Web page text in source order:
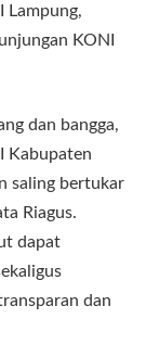
Lampung,
KONI
dan bangga,
Kabupaten
saling bertukar
Riagus.
dapat
dan